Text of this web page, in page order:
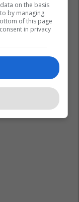
on the basis
by managing
of this page
in privacy